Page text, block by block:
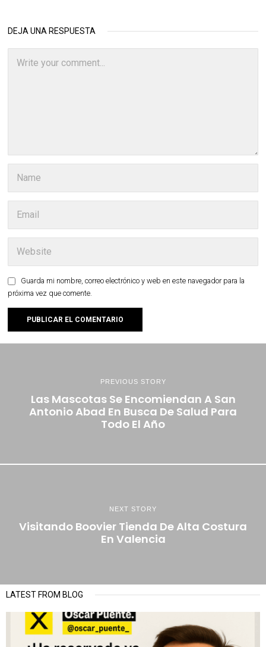
DEJA UNA RESPUESTA
Guarda mi nombre, correo electrónico y web en este navegador para la
próxima vez que comente.
PREVIOUS STORY
Las Mascotas Se Encomiendan A San
Antonio Abad En Busca De Salud Para
Todo El Año
NEXT STORY
Visitando Boovier Tienda De Alta Costura
En Valencia
LATEST FROM BLOG